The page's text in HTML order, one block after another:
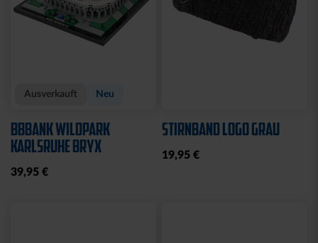
Ausverkauft Neu
BBBANK WILDPARK
KARLSRUHE BRYX
39,95 €
STIRNBAND LOGO GRAU
19,95 €